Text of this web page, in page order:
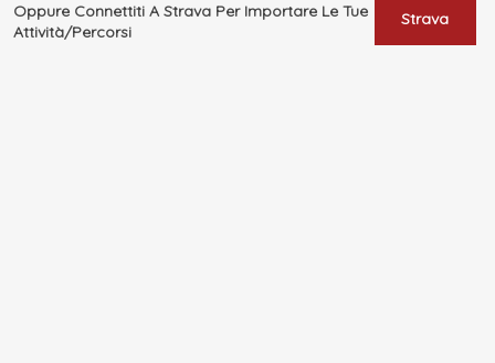
Oppure Connettiti A Strava Per Importare Le Tue
Attività/Percorsi
Strava